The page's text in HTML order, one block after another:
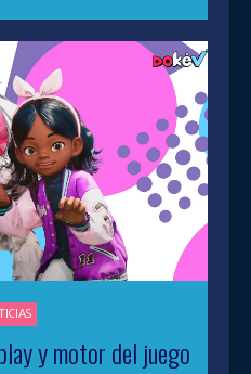
y motor del juego